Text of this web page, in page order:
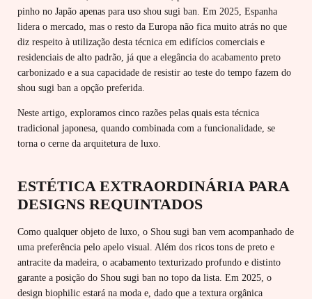
pinho no Japão apenas para uso shou sugi ban. Em 2025, Espanha
lidera o mercado, mas o resto da Europa não fica muito atrás no que
diz respeito à utilização desta técnica em edifícios comerciais e
residenciais de alto padrão, já que a elegância do acabamento preto
carbonizado e a sua capacidade de resistir ao teste do tempo fazem do
shou sugi ban a opção preferida.
Neste artigo, exploramos cinco razões pelas quais esta técnica
tradicional japonesa, quando combinada com a funcionalidade, se
torna o cerne da arquitetura de luxo.
ESTÉTICA EXTRAORDINÁRIA PARA
DESIGNS REQUINTADOS
Como qualquer objeto de luxo, o Shou sugi ban vem acompanhado de
uma preferência pelo apelo visual. Além dos ricos tons de preto e
antracite da madeira, o acabamento texturizado profundo e distinto
garante a posição do Shou sugi ban no topo da lista. Em 2025, o
design biophilic estará na moda e, dado que a textura orgânica